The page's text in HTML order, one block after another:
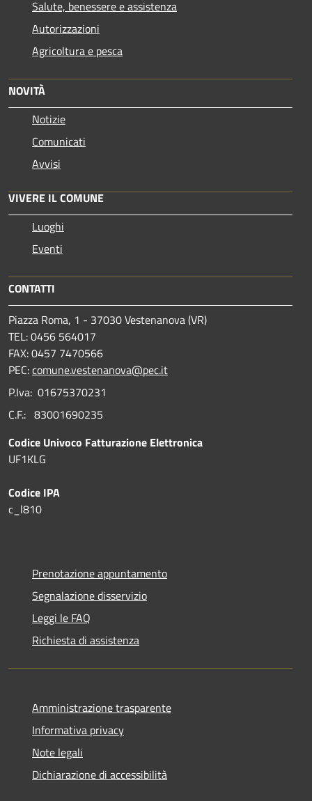
Salute, benessere e assistenza
Autorizzazioni
Agricoltura e pesca
NOVITÀ
Notizie
Comunicati
Avvisi
VIVERE IL COMUNE
Luoghi
Eventi
CONTATTI
Piazza Roma, 1 - 37030 Vestenanova (VR)
TEL: 0456 564017
FAX: 0457 7470566
PEC:comune.vestenanova@pec.it
P.Iva: 01675370231
C.F.: 83001690235
Codice Univoco Fatturazione Elettronica
UF1KLG
Codice IPA
c_l810
Prenotazione appuntamento
Segnalazione disservizio
Leggi le FAQ
Richiesta di assistenza
Amministrazione trasparente
Informativa privacy
Note legali
Dichiarazione di accessibilità